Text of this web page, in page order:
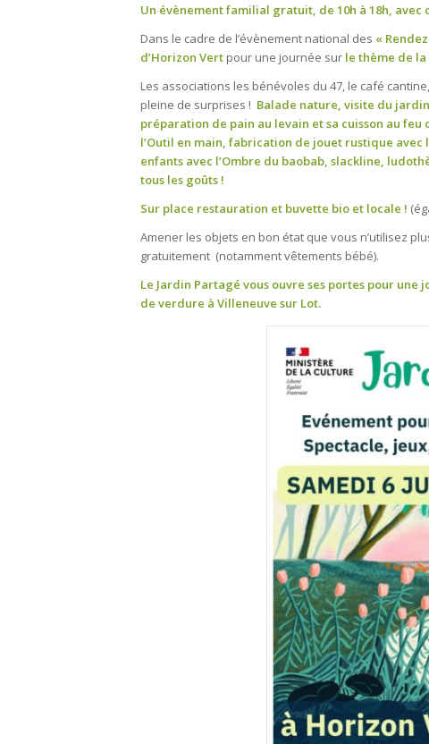
Un évènement familial gratuit, de 10h à 18h,
Dans le cadre de l’évènement national des «
d’Horizon Vert pour une journée sur le thème de la
Les associations les bénévoles du 47, le café
pleine de surprises ! Balade nature, visite du
préparation de pain au levain et sa cuisson au
l’Outil en main, fabrication de jouet rustique
enfants avec l’Ombre du baobab, slackline,
tous les goûts !
Sur place restauration et buvette bio et locale !
Amener les objets en bon état que vous n’utilisez
gratuitement (notamment vêtements bébé).
Le Jardin Partagé vous ouvre ses portes pour
de verdure à Villeneuve sur Lot.